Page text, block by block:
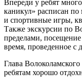
Впереди у ребят
каникул» расписан
и спортивные игры,
Также экскурсии по
пределами,
время, проведенное с
Глава
ребятам хорошо